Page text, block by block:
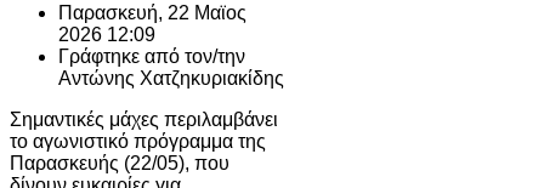
Παρασκευή, 22 Μαϊος
2026 12:09
Γράφτηκε από τον/την
Αντώνης Χατζηκυριακίδης
Σημαντικές μάχες περιλαμβάνει
το αγωνιστικό πρόγραμμα της
Παρασκευής (22/05), που